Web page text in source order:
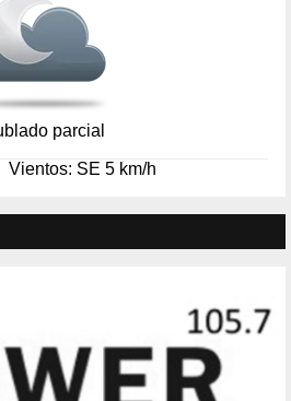
parcial
Vientos: SE 5 km/h